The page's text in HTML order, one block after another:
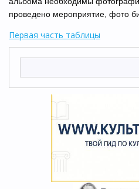
проведено мероприятие, фото
Первая часть таблицы